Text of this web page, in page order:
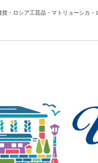
貨・ロシア工芸品・マトリョーシカ